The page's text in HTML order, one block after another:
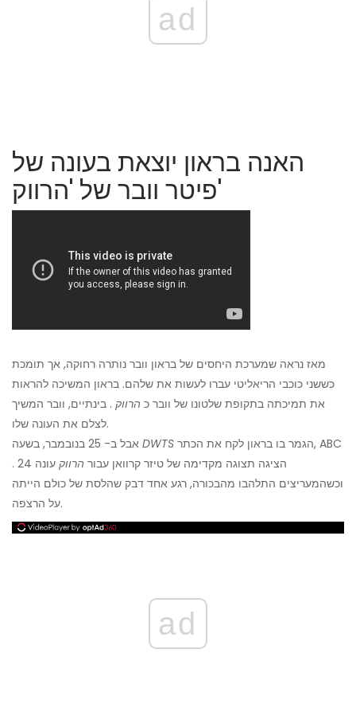
ad
האנה בראון יוצאת בעונה של
פיטר וובר של 'הרווק'
מאז נראה שמערכת היחסים של בראון וובר נותרה רחוקה, אך תומכת
כששני כוכבי הריאליטי עברו לעשות את שלהם. בראון המשיכה להראות
את תמיכתה בתקופת שלטונו של וובר כ הרווק . בינתיים, וובר המשיך
לצלם את העונה שלו.
DWTS
הציגה תצוגה מקדימה של טיזר קרוואן עבור הרווק
עונה 24 .
וכשהמעריצים התלהבו מהבכורה, רגע אחד דבק שהלסת של כולם הייתה
על הרצפה.
ad